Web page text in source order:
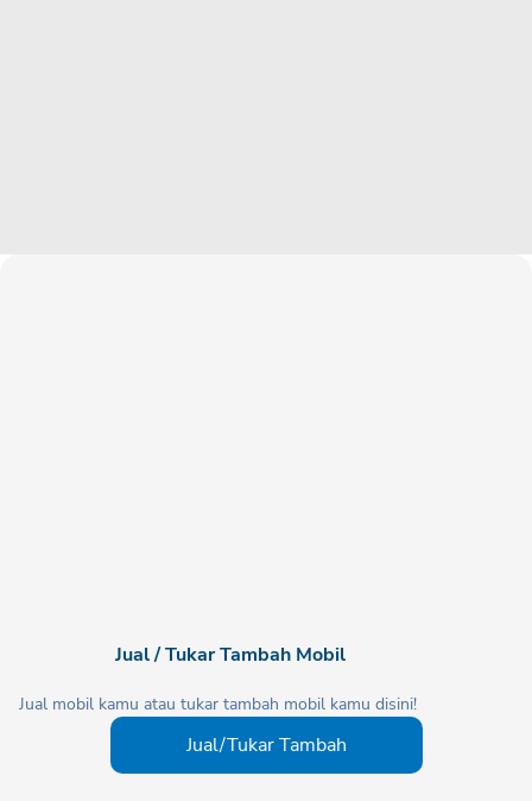
Jual / Tukar Tambah Mobil
Jual mobil kamu atau tukar tambah mobil kamu disini!
Jual/Tukar Tambah